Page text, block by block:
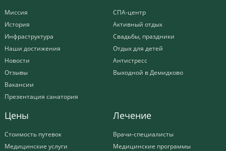
Миссия
История
Инфраструктура
Наши достижения
Новости
Отзывы
Вакансии
Презентация санатория
СПА-центр
Активный отдых
Свадьбы, праздники
Отдых для детей
Антистресс
Выходной в Демидково
Цены
Стоимость путевок
Медицинские услуги
Лечение
Врачи-специалисты
Медицинские программы